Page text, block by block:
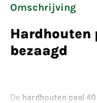
Omschrijving
Hardhouten
bezaagd
De hardhouten paal 40